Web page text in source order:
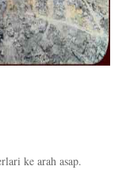
ke arah asap.